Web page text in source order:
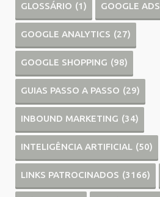
GLOSSÁRIO (1) GOOGLE ADS
GOOGLE ANALYTICS (27)
GOOGLE SHOPPING (98)
GUIAS PASSO A PASSO (29)
INBOUND MARKETING (34)
INTELIGÊNCIA ARTIFICIAL (50)
LINKS PATROCINADOS (3166)